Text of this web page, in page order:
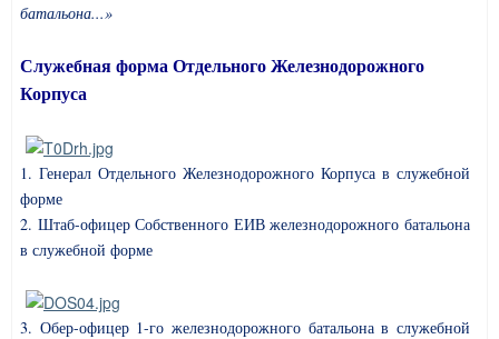
батальона...»
Служебная форма Отдельного Железнодорожного
Корпуса
1. Генерал Отдельного Железнодорожного Корпуса в служебной
форме
2. Штаб-офицер Собственного ЕИВ железнодорожного батальона
в служебной форме
3. Обер-офицер 1-го железнодорожного батальона в служебной